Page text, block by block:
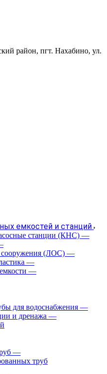
район, пгт. Нахабино, ул.
емкостей и станций
станции (КНС) —
(ЛОС) —
—
—
для водоснабжения —
и дренажа —
—
труб